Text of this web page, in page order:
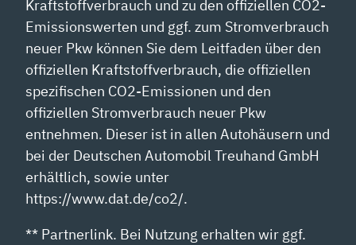
Kraftstoffverbrauch und zu den offiziellen CO2-
Emissionswerten und ggf. zum Stromverbrauch
neuer Pkw können Sie dem Leitfaden über den
offiziellen Kraftstoffverbrauch, die offiziellen
spezifischen CO2-Emissionen und den
offiziellen Stromverbrauch neuer Pkw
entnehmen. Dieser ist in allen Autohäusern und
bei der Deutschen Automobil Treuhand GmbH
erhältlich, sowie unter
https://www.dat.de/co2/.
** Partnerlink. Bei Nutzung erhalten wir ggf.